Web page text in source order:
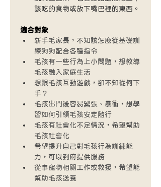
該吃的食物或放下嘴巴裡的東西。
適合對象
新手毛家長，不知該怎麼從基礎訓
練狗狗配合各種指令
毛孩有一些行為上小問題，想教導
毛孩融入家庭生活
想跟毛孩互動遊戲，卻不知從何下
手？
毛孩出門後容易緊張、暴衝，想學
習如何引領毛孩安定隨行
毛孩有社會化不足情況，希望幫助
毛孩社會化
希望提升自己對毛孩行為訓練能
力，可以到府提供服務
從事寵物相關工作或救援，希望能
幫助毛孩送養